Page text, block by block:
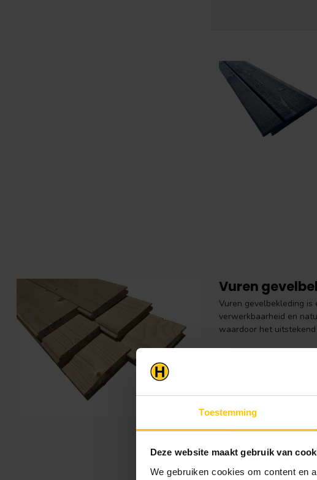
Toestemming
Deze website maakt gebruik van
We gebruiken cookies om content en
Vuren
Vuren gevelbekleding is
verwerkbaarheid en
waardoor het
Onze vuren
strakke en nette
Vuren
Vurenhout is
Geïmpregneerd
Vurenhout